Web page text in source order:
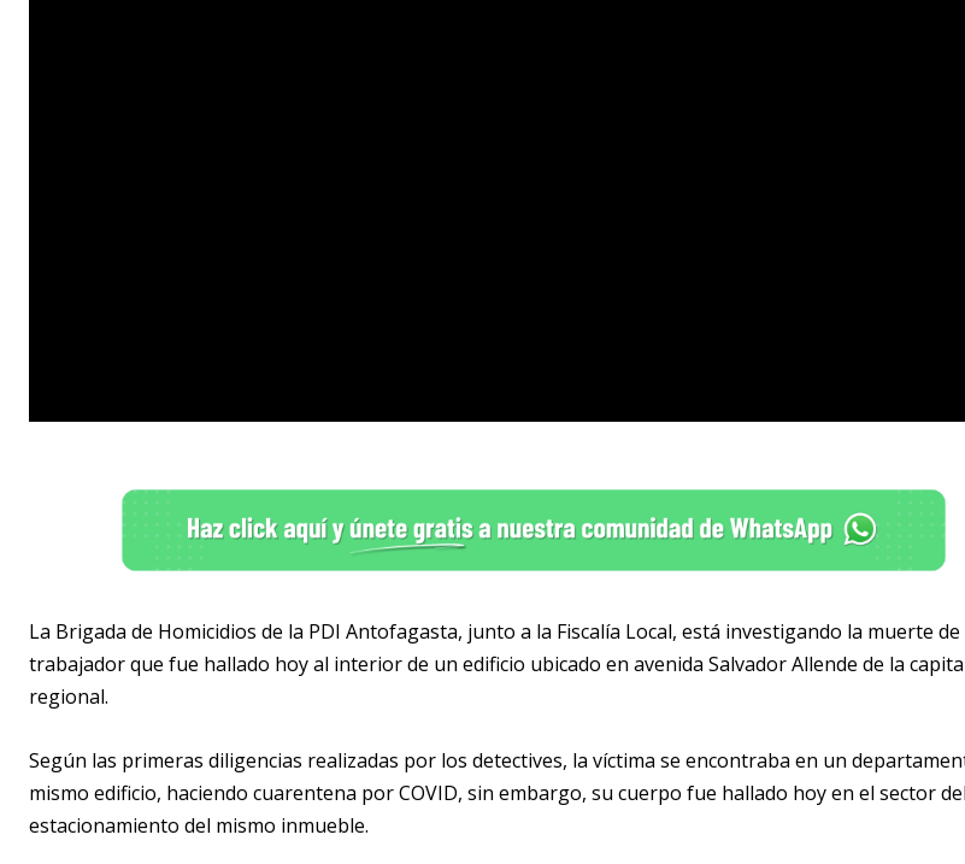
La Brigada de Homicidios de la PDI Antofagasta, junto a la Fiscalía Local, está investigando la muerte de
trabajador que fue hallado hoy al interior de un edificio ubicado en avenida Salvador Allende de la
regional.
Según las primeras diligencias realizadas por los detectives, la víctima se encontraba en un
mismo edificio, haciendo cuarentena por COVID, sin embargo, su cuerpo fue hallado hoy en el sector del
estacionamiento del mismo inmueble.